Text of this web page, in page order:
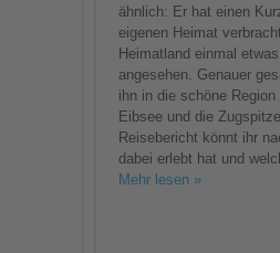
ähnlich: Er hat einen
eigenen Heimat
Heimatland einmal
angesehen. Genauer
ihn in die schöne Region
Eibsee und die
Reisebericht könnt ihr
dabei erlebt hat und
Mehr lesen »